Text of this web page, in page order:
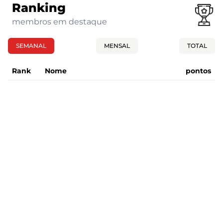
Ranking
membros em destaque
SEMANAL MENSAL TOTAL
Rank Nome pontos